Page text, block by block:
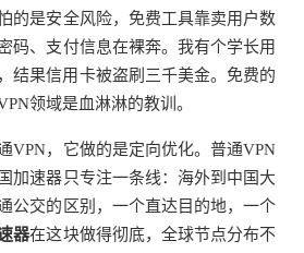
的是安全风险，免费工具靠卖用户数
码、支付信息在裸奔。我有个学长用
结果信用卡被盗刷三千美金。免费的
领域是血淋淋的教训。
VPN，它做的是定向优化。普通VPN
加速器只专注一条线：海外到中国大
公交的区别，一个直达目的地，一个
器在这块做得彻底，全球节点分布不